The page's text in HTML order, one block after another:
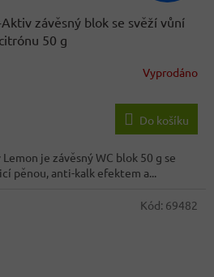
závěsný blok se svěží vůní
citrónu 50 g
Vyprodáno
Do košíku
je závěsný WC blok 50 g se
pěnou, anti-kalk efektem a...
Kód: 69482